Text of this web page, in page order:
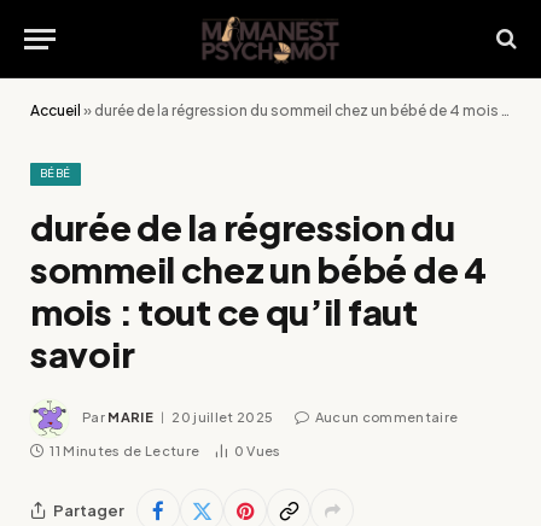
Accueil » durée de la régression du sommeil chez un bébé de 4 mois : tout ce qu’il faut savoir
BÉBÉ
durée de la régression du
sommeil chez un bébé de 4
mois : tout ce qu’il faut
savoir
Par MARIE 20 juillet 2025 Aucun commentaire
11 Minutes de Lecture 0Vues
Partager